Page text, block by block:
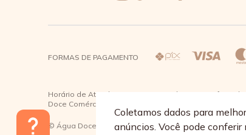
Coletamos dados para
anúncios. Você pode conferir
FORMAS DE PAGAMENTO
Horário de Atendimento: De segunda a quinta-feira
Doce Comércio de Roupas e Acessórios Ltda - CNPJ:
© Água Doce 2026 - Todos os direitos reservados